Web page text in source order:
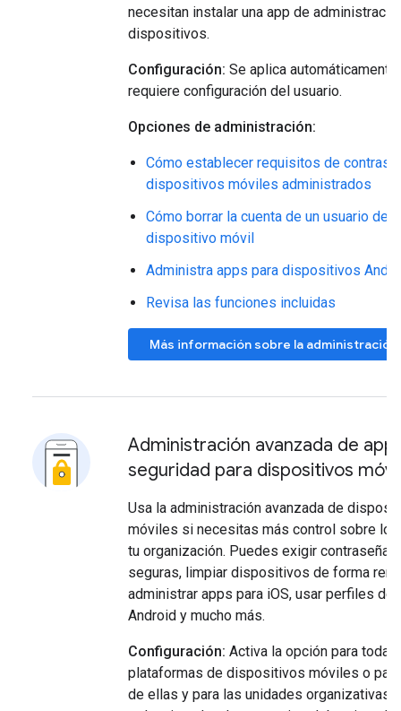
necesitan instalar una app de
dispositivos.
Configuración: Se aplica automáticamente
requiere configuración del usuario.
Opciones de administración:
Cómo establecer requisitos de
dispositivos móviles administrados
Cómo borrar la cuenta de un usuario de
dispositivo móvil
Administra apps para dispositivos
Revisa las funciones incluidas
Más información sobre la administración
Administración avanzada de
seguridad para dispositivos
Usa la administración avanzada de
móviles si necesitas más control sobre
tu organización. Puedes exigir contraseñas
seguras, limpiar dispositivos de forma
administrar apps para iOS, usar perfiles de
Android y mucho más.
Configuración: Activa la opción para todas
plataformas de dispositivos móviles o
de ellas y para las unidades organizativas